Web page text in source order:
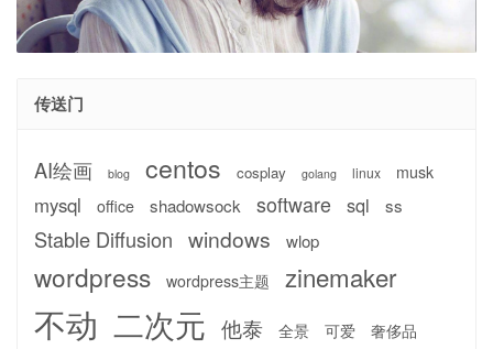
传送门
AI绘画 blog centos cosplay golang linux musk
mysql office shadowsock software sql ss
Stable Diffusion windows wlop
wordpress wordpress主题 zinemaker
不动 二次元 他泰 全景 可爱 奢侈品